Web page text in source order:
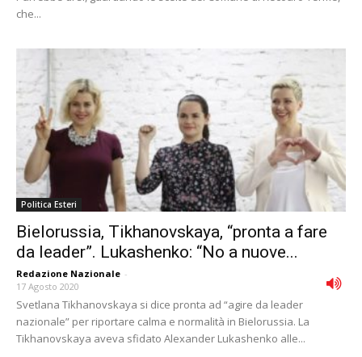
che...
Politica Esteri
Bielorussia, Tikhanovskaya, “pronta a fare
da leader”. Lukashenko: “No a nuove...
Redazione Nazionale -
17 Agosto 2020
Svetlana Tikhanovskaya si dice pronta ad “agire da leader
nazionale” per riportare calma e normalità in Bielorussia. La
Tikhanovskaya aveva sfidato Alexander Lukashenko alle...